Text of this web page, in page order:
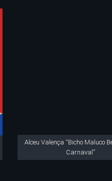
Alceu Valença “Bicho Maluco
Carnaval”